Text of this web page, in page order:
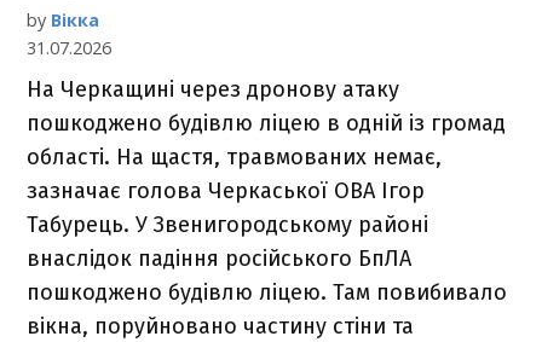
by Вікка
31.07.2026
На Черкащині через дронову атаку
пошкоджено будівлю ліцею в одній із громад
області. На щастя, травмованих немає,
зазначає голова Черкаської ОВА Ігор
Табурець. У Звенигородському районі
внаслідок падіння російського БпЛА
пошкоджено будівлю ліцею. Там повибивало
вікна, поруйновано частину стіни та